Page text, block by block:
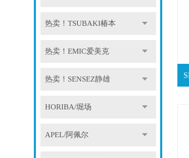
热卖！TSUBAKI椿本
热卖！EMIC爱美克
热卖！SENSEZ静雄
HORIBA/堀场
APEL/阿佩尔